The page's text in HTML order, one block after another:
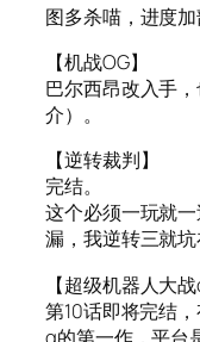
图多杀喵，进度加
【机战OG】
巴尔西昂改入手
介）。
【逆转裁判】
完结。
这个必须一玩就
漏，我逆转三就坑
【超级机器人大战
第10话即将完结，
α的第一作，平台